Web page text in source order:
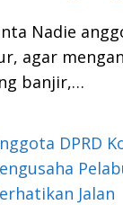
Nadie
agar
banjir,…
DPRD
Jalan